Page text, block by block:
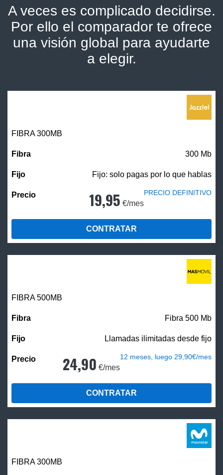
A veces es complicado decidirse.
Por ello el comparador te ofrece
una visión global para ayudarte
a elegir.
FIBRA 300MB
300 Mb
Fijo: solo pagas por lo que hablas
19,95 €/mes
PRECIO DEFINITIVO
CONTRATAR
FIBRA500MB
Fibra 500 Mb
Llamadas ilimitadas desde fijo
24,90 €/mes
12 meses, luego 29,90€/mes
CONTRATAR
FIBRA 300MB